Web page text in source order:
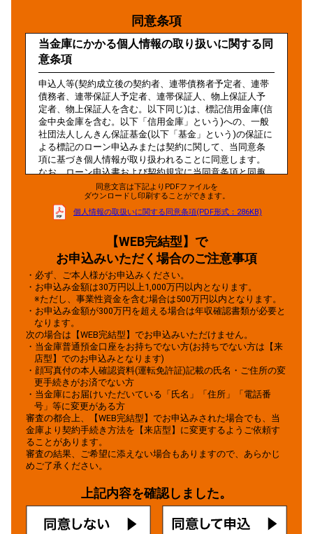
同意条項
当金庫にかかる個人情報の取り扱いに関する同
意条項
申込人等(契約成立後の契約者、連帯債務者予定者、連帯
債務者、連帯保証人予定者、連帯保証人、物上保証人予
定者、物上保証人を含む。以下同じ)は、標記信用金庫(信
金中央金庫を含む。以下「信用金庫」という)への、一般
社団法人しんきん保証基金(以下「基金」という)の保証に
よる標記のローン申込みまたは契約に関して、当同意条
項に基づき個人情報が取り扱われることに同意します。
なお、ローン申込書および契約規定に当同意条項と同趣
旨の記載がある場合においても、当同意条項が優先して
適用されることに同意します。
第1条（個人情報の利用目的）
申込人等は、信用金庫が、個人情報の保護に関する法律
に基づき、次の業務ならびに利用目的の達成に必要な範
囲で、個人情報を取得、保有、利用することに同意しま
す。
（1）業務の内容
①預金業務、為替業務、両替業務、融資業務、外国為替
業務およびこれらに付随する業務
②公共債・投信販売業務、保険販売業務、金融商品仲介
業務、信託業務、社債業務等、法律により信用金庫が
営むことができる業務およびこれらに付随する業務
③その他信用金庫が営むことができる業務およびこれら
に付随する業務（今後取扱いが認められる業務を含む)
（2）利用目的
信用金庫は、信用金庫および信用金庫の関連会社や提携
①各種金融商品の口座開設等、金融商品やサービスの申
込みの受付のため
同意文言は下記よりPDFファイルを
ダウンロードし印刷することができます。
個人情報の取扱いに関する同意条項(PDF形式：286KB)
【WEB完結型】で
お申込みいただく場合のご注意事項
・必ず、ご本人様がお申込みください。
・お申込み金額は30万円以上1,000万円以内となります。
※ただし、事業性資金を含む場合は500万円以内となります。
・お申込み金額が300万円を超える場合は年収確認書類が必要と
なります。
次の場合は【WEB完結型】でお申込みいただけません。
・当金庫普通預金口座をお持ちでない方(お持ちでない方は【来
店型】でのお申込みとなります)
・顔写真付の本人確認資料(運転免許証)記載の氏名・ご住所の変
更手続きがお済でない方
・当金庫にお届けいただいている「氏名」「住所」「電話番
号」等に変更がある方
審査の都合上、【WEB完結型】でお申込みされた場合でも、当
金庫より契約手続き方法を【来店型】に変更するようご依頼す
ることがあります。
審査の結果、ご希望に添えない場合もありますので、あらかじ
めご了承ください。
上記内容を確認しました。